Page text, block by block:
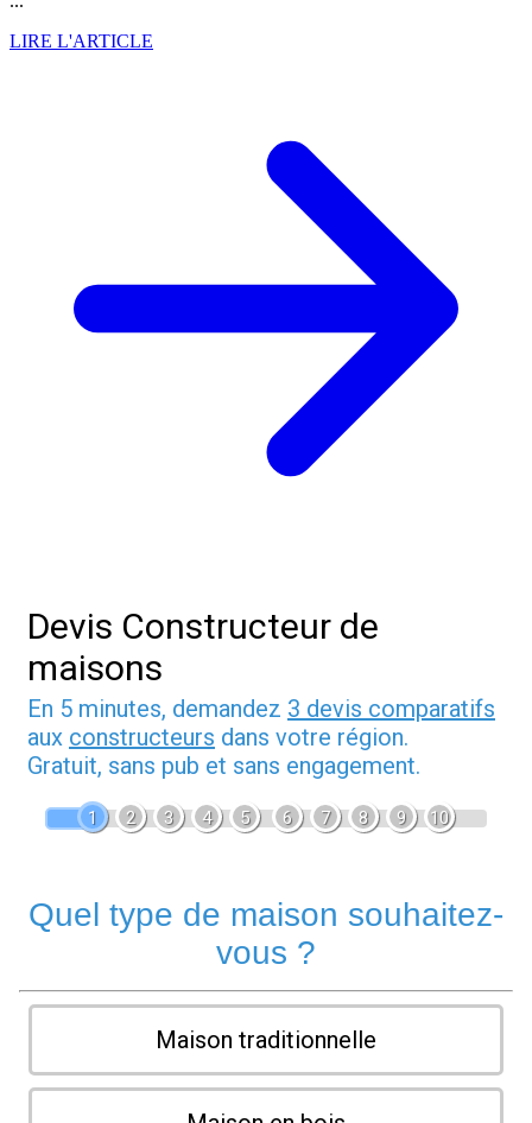
LIRE L'ARTICLE
Devis Constructeur de
maisons
En 5 minutes, demandez 3 devis comparatifs
aux constructeurs dans votre région.
Gratuit, sans pub et sans engagement.
1 2 3 4 5 6 7 8 9 10
Quel type de maison souhaitez-
vous ?
Maison traditionnelle